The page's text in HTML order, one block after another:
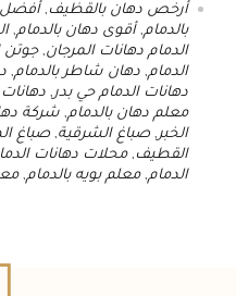
أرخص دهان بالقظيف ,أفضل
بالدمام,أقوى دهان بالدمام,
الدمام دهانات المرجان,جوتن
الدمام, دهان شاطر بالدمام,
دهانات الدمام حي بدر ,
معلم دهان بالدمام, شركة
الخبر , صباغ الشرقية, صباغ
القطيف ,محلات دهانات
الدمام,معلم بويه بالدمام,